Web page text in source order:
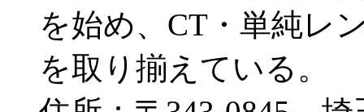
を始め、CT・単純レ
を取り揃えている。